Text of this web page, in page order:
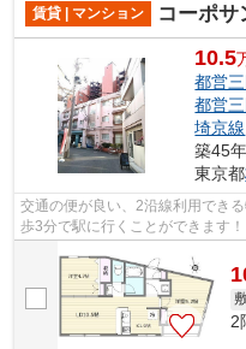
賃貸 | マンション コーポサ
10.5
都営
都営
埼京線
築45
東京都
交通の便が良い、2沿線利用でき
歩3分で駅に行くことができます
る、誰もが憧れるマンションです
2